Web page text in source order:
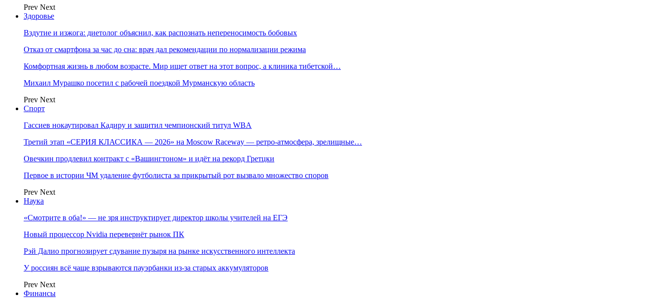
Prev Next
Здоровье
Вздутие и изжога: диетолог объяснил, как распознать непереносимость бобовых
Отказ от смартфона за час до сна: врач дал рекомендации по нормализации режима
Комфортная жизнь в любом возрасте. Мир ищет ответ на этот вопрос, а клиника тибетской…
Михаил Мурашко посетил с рабочей поездкой Мурманскую область
Prev Next
Спорт
Гассиев нокаутировал Кадиру и защитил чемпионский титул WBA
Третий этап «СЕРИЯ КЛАССИКА — 2026» на Moscow Raceway — ретро‑атмосфера, зрелищные…
Овечкин продлевил контракт с «Вашингтоном» и идёт на рекорд Гретцки
Первое в истории ЧМ удаление футболиста за прикрытый рот вызвало множество споров
Prev Next
Наука
«Смотрите в оба!» — не зря инструктирует директор школы учителей на ЕГЭ
Новый процессор Nvidia перевернёт рынок ПК
Рэй Далио прогнозирует сдувание пузыря на рынке искусственного интеллекта
У россиян всё чаще взрываются пауэрбанки из-за старых аккумуляторов
Prev Next
Финансы